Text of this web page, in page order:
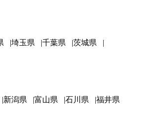
埼玉県 千葉県
茨城県
新潟県 富山県 石川県 福井県